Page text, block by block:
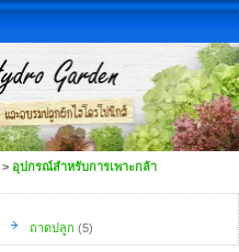
> อุปกรณ์สำหรับการเพาะกล้า
ถาดปลูก (5)